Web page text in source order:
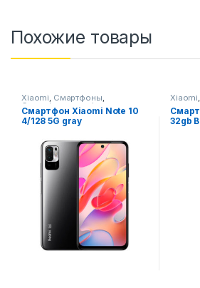
Похожие товары
Xiaomi, Смартфоны,
Смартфоны,телефоны,
гаджеты, аксессуары
Смартфон Xiaomi Note 10
4/128 5G gray
Xiaomi,
32gb